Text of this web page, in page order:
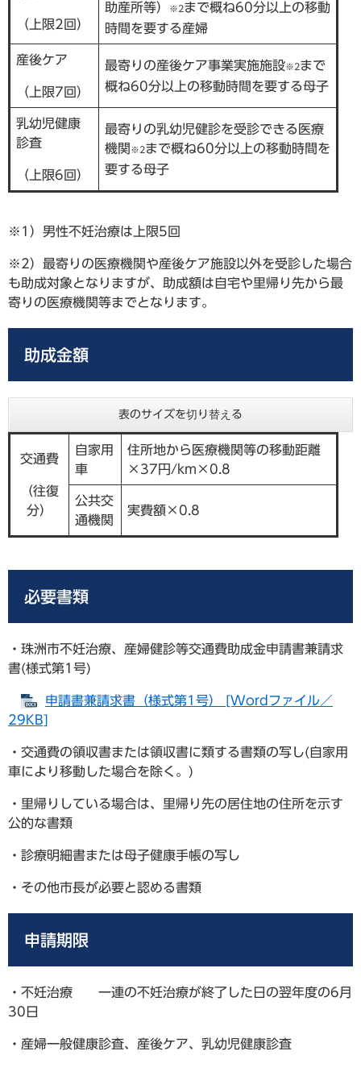
（上限2回）
助産所等）
※2まで概ね60分以上の移動
時間を要する産婦
産後ケア
（上限7回）
最寄りの産後ケア事業実施施設※2まで
概ね60分以上の移動時間を要する母子
乳幼児健康
診査
（上限6回）
最寄りの乳幼児健診を受診できる医療
機関 ※2まで概ね60分以上の移動時間を
要する母子
※1）男性不妊治療は上限5回
※2）最寄りの医療機関や産後ケア施設以外を受診した場合
も助成対象となりますが、助成額は自宅や里帰り先から最
寄りの医療機関等までとなります。
助成金額
表のサイズを切り替える
交通費
（往復
分）
自家用
車
住所地から医療機関等の移動距離
×37円/km×0.8
公共交
通機関
実費額×0.8
必要書類
・珠洲市不妊治療、産婦健診等交通費助成金申請書兼請求
書(様式第1号)
申請書兼請求書（様式第1号） [Wordファイル／
29KB]
・交通費の領収書または領収書に類する書類の写し(自家用
車により移動した場合を除く。)
・里帰りしている場合は、里帰り先の居住地の住所を示す
公的な書類
・診療明細書または母子健康手帳の写し
・その他市長が必要と認める書類
申請期限
・不妊治療 一連の不妊治療が終了した日の翌年度の6月
30日
・産婦一般健康診査、産後ケア、乳幼児健康診査